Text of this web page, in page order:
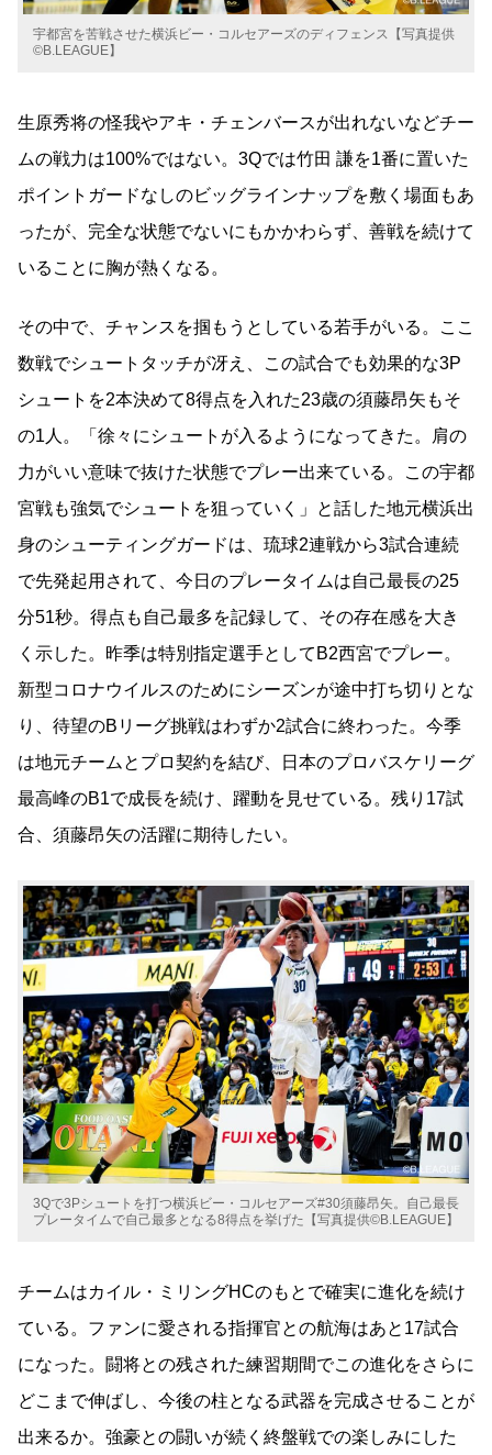
宇都宮を苦戦させた横浜ビー・コルセアーズのディフェンス【写真提供
©B.LEAGUE】
生原秀将の怪我やアキ・チェンバースが出れないなどチー
ムの戦力は100%ではない。3Qでは竹田 謙を1番に置いた
ポイントガードなしのビッグラインナップを敷く場面もあ
ったが、完全な状態でないにもかかわらず、善戦を続けて
いることに胸が熱くなる。
その中で、チャンスを掴もうとしている若手がいる。ここ
数戦でシュートタッチが冴え、この試合でも効果的な3P
シュートを2本決めて8得点を入れた23歳の須藤昂矢もそ
の1人。「徐々にシュートが入るようになってきた。肩の
力がいい意味で抜けた状態でプレー出来ている。この宇都
宮戦も強気でシュートを狙っていく」と話した地元横浜出
身のシューティングガードは、琉球2連戦から3試合連続
で先発起用されて、今日のプレータイムは自己最長の25
分51秒。得点も自己最多を記録して、その存在感を大き
く示した。昨季は特別指定選手としてB2西宮でプレー。
新型コロナウイルスのためにシーズンが途中打ち切りとな
り、待望のBリーグ挑戦はわずか2試合に終わった。今季
は地元チームとプロ契約を結び、日本のプロバスケリーグ
最高峰のB1で成長を続け、躍動を見せている。残り17試
合、須藤昂矢の活躍に期待したい。
3Qで3Pシュートを打つ横浜ビー・コルセアーズ#30須藤昂矢。自己最長
プレータイムで自己最多となる8得点を挙げた【写真提供©B.LEAGUE】
チームはカイル・ミリングHCのもとで確実に進化を続け
ている。ファンに愛される指揮官との航海はあと17試合
になった。闘将との残された練習期間でこの進化をさらに
どこまで伸ばし、今後の柱となる武器を完成させることが
出来るか。強豪との闘いが続く終盤戦での楽しみにした